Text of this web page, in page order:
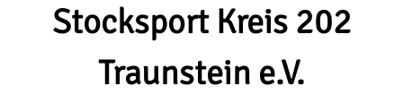
Stocksport Kreis 202
Traunstein e.V.